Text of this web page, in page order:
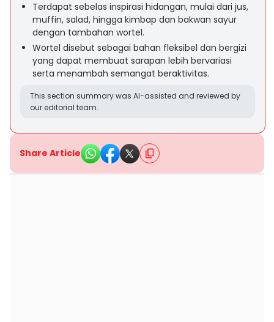
Terdapat sebelas inspirasi hidangan, mulai dari jus,
muffin, salad, hingga kimbap dan bakwan sayur
dengan tambahan wortel.
Wortel disebut sebagai bahan fleksibel dan bergizi
yang dapat membuat sarapan lebih bervariasi
serta menambah semangat beraktivitas.
This section summary was AI-assisted and reviewed by
our editorial team.
Share Article